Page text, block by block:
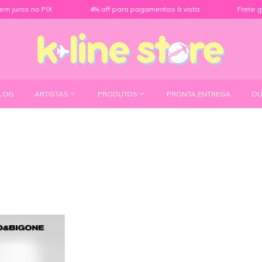
no PIX 4% off para pagamentos à vista Frete grátis
ARTISTAS PRODUTOS PRONTA ENTREGA